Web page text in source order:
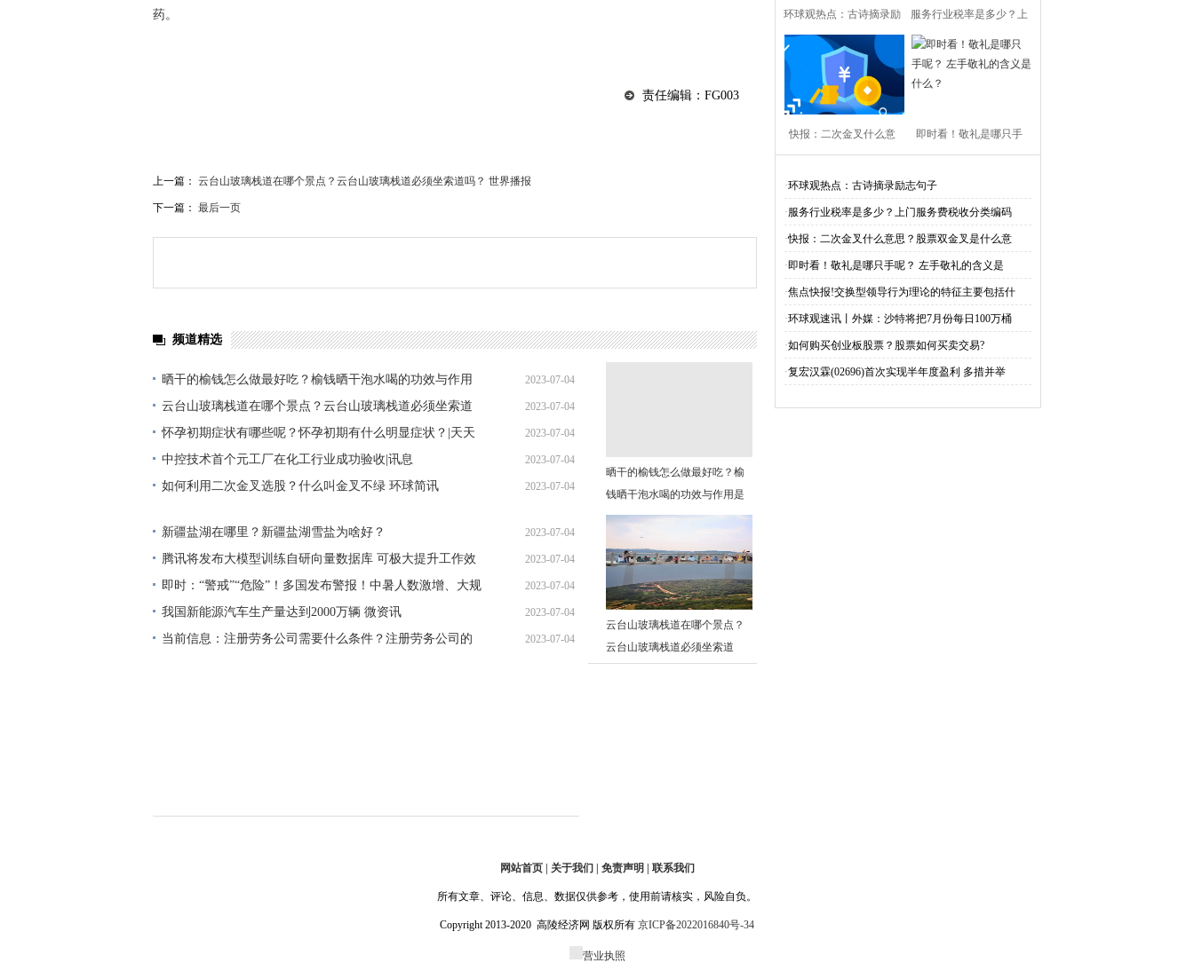
药。
责任编辑：FG003
上一篇： 云台山玻璃栈道在哪个景点？云台山玻璃栈道必须坐索道吗？ 世界播报
下一篇： 最后一页
频道精选
晒干的榆钱怎么做最好吃？榆钱晒干泡水喝的功效与作用
是什么？
2023-07-04
10:29:13
云台山玻璃栈道在哪个景点？云台山玻璃栈道必须坐索道
吗？ 世界播报
2023-07-04
10:23:50
怀孕初期症状有哪些呢？怀孕初期有什么明显症状？|天天
新要闻
2023-07-04
10:13:26
中控技术首个元工厂在化工行业成功验收|讯息 2023-07-04
10:00:54
如何利用二次金叉选股？什么叫金叉不绿 环球简讯 2023-07-04
新疆盐湖在哪里？新疆盐湖雪盐为啥好？ 2023-07-04
09:58:24
腾讯将发布大模型训练自研向量数据库 可极大提升工作效
率
2023-07-04
10:03:14
即时：“警戒”“危险”！多国发布警报！中暑人数激增、大规
模停电！
2023-07-04
09:55:20
我国新能源汽车生产量达到2000万辆 微资讯 2023-07-04
09:57:02
当前信息：注册劳务公司需要什么条件？注册劳务公司的
2023-07-04
晒干的榆钱怎么做最好吃？榆
钱晒干泡水喝的功效与作用是
什么？
云台山玻璃栈道在哪个景点？
云台山玻璃栈道必须坐索道
环球观热点：古诗摘录励
志句子
服务行业税率是多少？上
快报：二次金叉什么意
思
即时看！敬礼是哪只手
么？
·环球观热点：古诗摘录励志句子
·服务行业税率是多少？上门服务费税收分类编码
·快报：二次金叉什么意思？股票双金叉是什么意
·即时看！敬礼是哪只手呢？ 左手敬礼的含义是
·焦点快报!交换型领导行为理论的特征主要包括什
·环球观速讯丨外媒：沙特将把7月份每日100万桶
·如何购买创业板股票？股票如何买卖交易?
·复宏汉霖(02696)首次实现半年度盈利 多措并举
网站首页 | 关于我们 | 免责声明 | 联系我们
所有文章、评论、信息、数据仅供参考，使用前请核实，风险自负。
Copyright 2013-2020 高陵经济网 版权所有 京ICP备2022016840号-34
营业执照